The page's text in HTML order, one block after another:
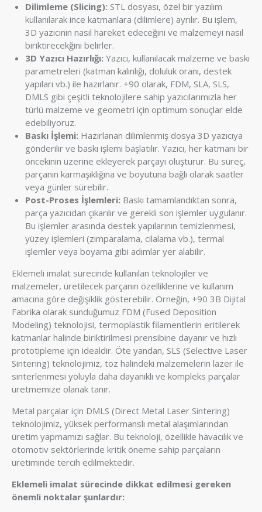
Dilimleme (Slicing): STL dosyası, özel bir yazılım
kullanılarak ince katmanlara (dilimlere) ayrılır. Bu işlem,
3D yazıcının nasıl hareket edeceğini ve malzemeyi nasıl
biriktirecekğini belirler.
3D Yazıcı Hazırlığı: Yazıcı, kullanılacak malzeme ve baskı
parametreleri (katman kalınlığı, doluluk oranı, destek
yapıları vb.) ile hazırlanır. +90 olarak, FDM, SLA, SLS,
DMLS gibi çeşitli teknolojilere sahip yazıcılarımızla her
türlü malzeme ve geometri için optimum sonuçlar elde
edebiliyoruz.
Baskı İşlemi: Hazırlanan dilimlenmiş dosya 3D yazıcıya
gönderilir ve baskı işlemi başlatılır. Yazıcı, her katmanı bir
öncekinin üzerine ekleyerek parçayı oluşturur. Bu süreç,
parçanın karmaşıklığına ve boyutuna bağlı olarak saatler
veya günler sürebilir.
Post-Proses İşlemleri: Baskı tamamlandıktan sonra,
parça yazıcıdan çıkarılır ve gerekli son işlemler uygulanır.
Bu işlemler arasında destek yapılarının temizlenmesi,
yüzey işlemleri (zımparalama, cilalama vb.), termal
işlemler veya boyama gibi adımlar yer alabilir.
Eklemeli imalat sürecinde kullanılan teknolojiler ve
malzemeler, üretilecek parçanın özelliklerine ve kullanım
amacına göre değişiklik gösterebilir. Örneğin, +90 3B Dijital
Fabrika olarak sunduğumuz FDM (Fused Deposition
Modeling) teknolojisi, termoplastik filamentlerin eritilerek
katmanlar halinde biriktirilmesi prensibine dayanır ve hızlı
prototipleme için idealdir. Öte yandan, SLS (Selective Laser
Sintering) teknolojimiz, toz halindeki malzemelerin lazer ile
sinterlenmesi yoluyla daha dayanıklı ve kompleks parçalar
üretmemize olanak tanır.
Metal parçalar için DMLS (Direct Metal Laser Sintering)
teknolojimiz, yüksek performanslı metal alaşımlarından
üretim yapmamızı sağlar. Bu teknoloji, özellikle havacılık ve
otomotiv sektörlerinde kritik öneme sahip parçaların
üretiminde tercih edilmektedir.
Eklemeli imalat sürecinde dikkat edilmesi gereken
önemli noktalar şunlardır: